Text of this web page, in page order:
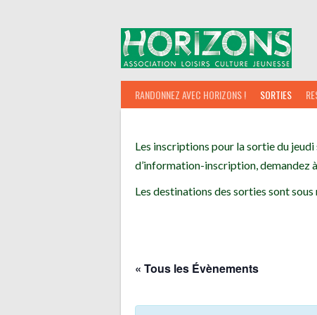
RANDONNEZ AVEC HORIZONS ! SORTIES
Les inscriptions pour la sortie du jeudi
d’information-inscription, demandez
Les destinations des sorties sont
« Tous les Évènements